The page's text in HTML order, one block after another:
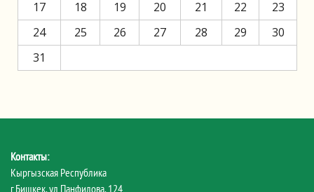
17
18 19 20 21 22
23
24
25 26 27 28 29
30
31
Контакты:
Кыргызская Республика
г.Бишкек, ул.Панфилова, 124